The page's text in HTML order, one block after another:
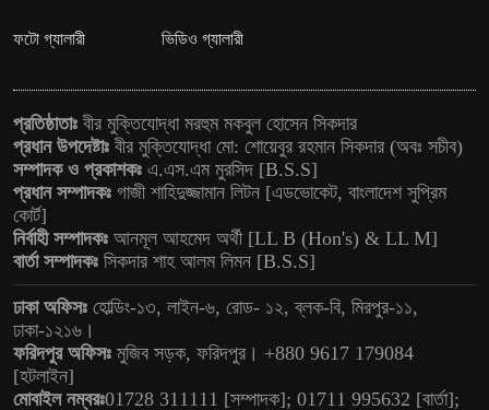
ফটো গ্যালারী ভিডিও গ্যালারী
প্রতিষ্ঠাতাঃ বীর মুক্তিযোদ্ধা মরহুম মকবুল হোসেন সিকদার
প্রধান উপদেষ্টাঃ বীর মুক্তিযোদ্ধা মো: শোয়েবুর রহমান সিকদার (অবঃ সচীব)
সম্পাদক ও প্রকাশকঃ এ.এস.এম মুরসিদ [B.S.S]
প্রধান সম্পাদকঃ গাজী শাহিদুজ্জামান লিটন [এডভোকেট, বাংলাদেশ সুপ্রিম
কোর্ট]
নির্বাহী সম্পাদকঃ আনমূল আহমেদ অর্থী [LL B (Hon's) & LL M]
বার্তা সম্পাদকঃ সিকদার শাহ আলম লিমন [B.S.S]
ঢাকা অফিসঃ হোল্ডিং-১৩, লাইন-৬, রোড- ১২, ব্লক-বি, মিরপুর-১১,
ঢাকা-১২১৬।
ফরিদপুর অফিসঃ মুজিব সড়ক, ফরিদপুর। +880 9617 179084
[হটলাইন]
মোবাইল নম্বরঃ01728 311111 [সম্পাদক]; 01711 995632 [বার্তা];